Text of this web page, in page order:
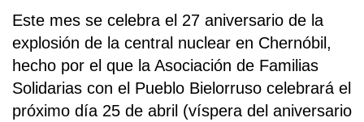
Este mes se celebra el 27 aniversario de la
explosión de la central nuclear en Chernóbil,
hecho por el que la Asociación de Familias
Solidarias con el Pueblo Bielorruso celebrará el
próximo día 25 de abril (víspera del aniversario